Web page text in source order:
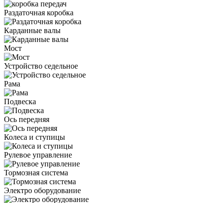
Раздаточная коробка
Карданные валы
Мост
Устройство седельное
Рама
Подвеска
Ось передняя
Колеса и ступицы
Рулевое управление
Тормозная система
Электро оборудование